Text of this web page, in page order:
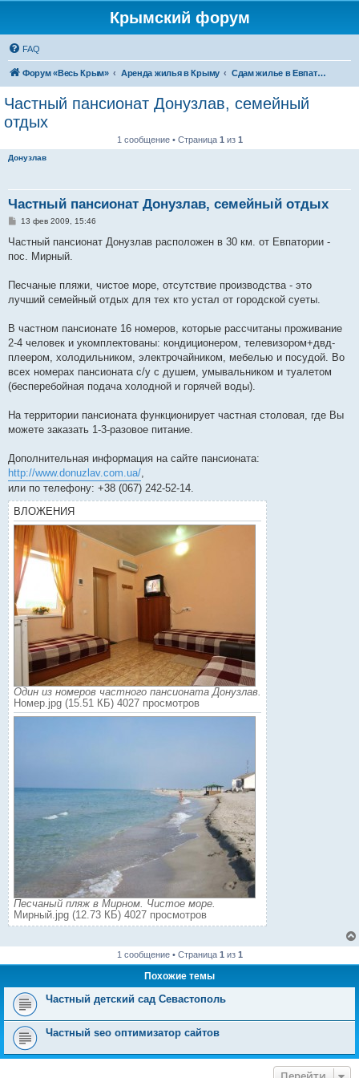
Крымский форум
FAQ
Форум «Весь Крым» Аренда жилья в Крыму Сдам жилье в Евпатории, Саках
Частный пансионат Донузлав, семейный
отдых
1 сообщение • Страница 1 из 1
Донузлав
Частный пансионат Донузлав, семейный отдых
С
о
щ
и
е
13 фев 2009, 15:46
Частный пансионат Донузлав расположен в 30 км. от Евпатории -
пос. Мирный.
Песчаные пляжи, чистое море, отсутствие производства - это
лучший семейный отдых для тех кто устал от городской суеты.
В частном пансионате 16 номеров, которые рассчитаны проживание
2-4 человек и укомплектованы: кондиционером, телевизором+двд-
плеером, холодильником, электрочайником, мебелью и посудой. Во
всех номерах пансионата с/у с душем, умывальником и туалетом
(бесперебойная подача холодной и горячей воды).
На территории пансионата функционирует частная столовая, где Вы
можете заказать 1-3-разовое питание.
Дополнительная информация на сайте пансионата:
http://www.donuzlav.com.ua/,
или по телефону: +38 (067) 242-52-14.
ВЛОЖЕНИЯ
Один из номеров частного пансионата Донузлав.
Номер.jpg (15.51 КБ) 4027 просмотров
Песчаный пляж в Мирном. Чистое море.
Мирный.jpg (12.73 КБ) 4027 просмотров
1 сообщение • Страница 1 из 1
Похожие темы
Частный детский сад Севастополь
Частный seo оптимизатор сайтов